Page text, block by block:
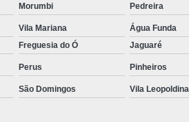
Morumbi Pedreira
Vila Mariana
Água Funda
Freguesia do Ó Jaguaré
Perus Pinheiros
São Domingos Vila Leopoldina